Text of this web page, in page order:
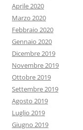
Aprile 2020
Marzo 2020
Febbraio 2020
Gennaio 2020
Dicembre 2019
Novembre 2019
Ottobre 2019
Settembre 2019
Agosto 2019
Luglio 2019
Giugno 2019